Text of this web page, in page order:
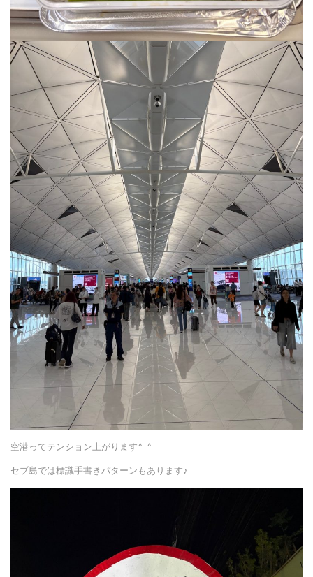
空港ってテンション上がります^_^
セブ島では標識手書きパターンもあります♪